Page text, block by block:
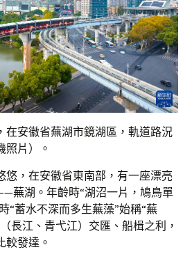
在安徽省蕪湖市鏡湖區，軌道路況
照片）。
悠，在安徽省東南部，有一座漂亮
蕪湖。年齡時“湖沼一片，鳩鳥單
“蓄水不深而多生蕪藻”始稱“蕪
長江、青弋江）交匯、船楫之利，
較發達。